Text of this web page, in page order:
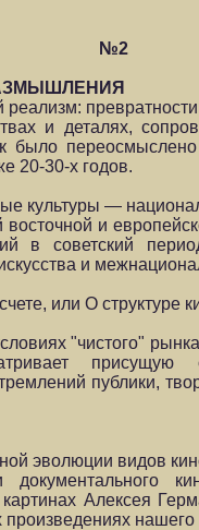
№2
и деталях,
было
20-30-х годов.
культуры —
и
в советский
и
или О структуре
"чистого"
присущую
публики,
эволюции видов
картинах Алексея
нашего